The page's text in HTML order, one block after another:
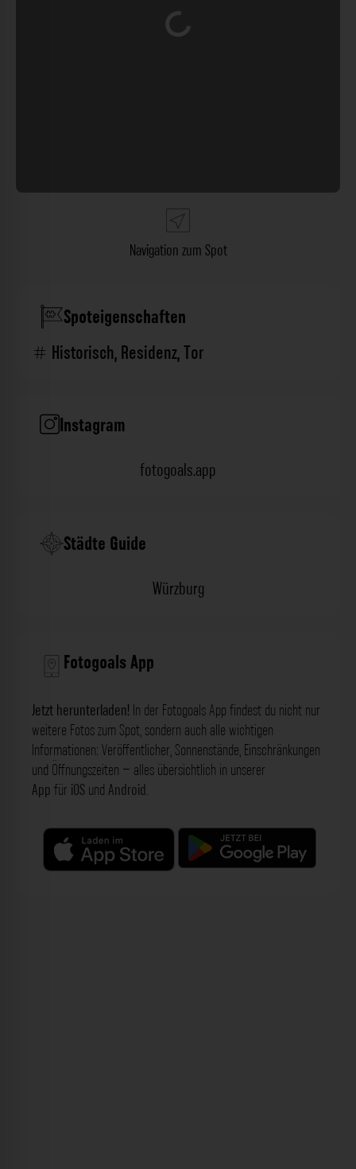
Navigation zum Spot
Spoteigenschaften
Historisch,Residenz,Tor
Instagram
fotogoals.app
Städte Guide
Würzburg
Fotogoals App
Jetzt herunterladen! In der Fotogoals App findest du nicht nur
weitere Fotos zum Spot, sondern auch alle wichtigen
Informationen: Veröffentlicher, Sonnenstände, Einschränkungen
und Öffnungszeiten – alles übersichtlich in unserer
App für iOS und Android.